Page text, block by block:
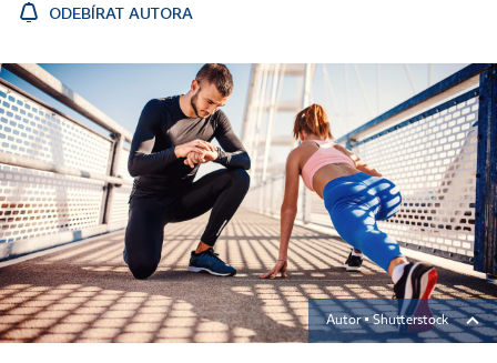
ODEBÍRAT AUTORA
Autor ▪Shutterstock